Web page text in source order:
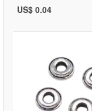
US$ 0.04